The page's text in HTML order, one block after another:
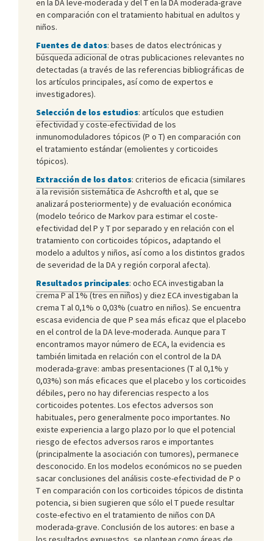
en comparación con el tratamiento habitual en adultos y
niños.
Fuentes de datos: bases de datos electrónicas y
búsqueda adicional de otras publicaciones relevantes no
detectadas (a través de las referencias bibliográficas de
los artículos principales, así como de expertos e
investigadores).
Selección de los estudios: artículos que estudien
efectividad y coste-efectividad de los
inmunomoduladores tópicos (P o T) en comparación con
el tratamiento estándar (emolientes y corticoides
tópicos).
Extracción de los datos: criterios de eficacia (similares
a la revisión sistemática de Ashcrofth et al, que se
analizará posteriormente) y de evaluación económica
(modelo teórico de Markov para estimar el coste-
efectividad del P y T por separado y en relación con el
tratamiento con corticoides tópicos, adaptando el
modelo a adultos y niños, así como a los distintos grados
de severidad de la DA y región corporal afecta).
Resultados principales: ocho ECA investigaban la
crema P al 1% (tres en niños) y diez ECA investigaban la
crema T al 0,1% o 0,03% (cuatro en niños). Se encuentra
escasa evidencia de que P sea más eficaz que el placebo
en el control de la DA leve-moderada. Aunque para T
encontramos mayor número de ECA, la evidencia es
también limitada en relación con el control de la DA
moderada-grave: ambas presentaciones (T al 0,1% y
0,03%) son más eficaces que el placebo y los corticoides
débiles, pero no hay diferencias respecto a los
corticoides potentes. Los efectos adversos son
habituales, pero generalmente poco importantes. No
existe experiencia a largo plazo por lo que el potencial
riesgo de efectos adversos raros e importantes
(principalmente la asociación con tumores), permanece
desconocido. En los modelos económicos no se pueden
sacar conclusiones del análisis coste-efectividad de P o
T en comparación con los corticoides tópicos de distinta
potencia, si bien sugieren que sólo el T puede resultar
coste-efectivo en el tratamiento de niños con DA
moderada-grave. Conclusión de los autores: en base a